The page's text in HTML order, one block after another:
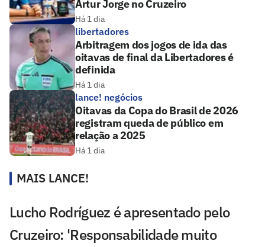
Artur Jorge no Cruzeiro
Há 1 dia
libertadores
Arbitragem dos jogos de ida das
oitavas de final da Libertadores é
definida
Há 1 dia
lance! negócios
Oitavas da Copa do Brasil de 2026
registram queda de público em
relação a 2025
Há 1 dia
MAIS LANCE!
Lucho Rodríguez é apresentado pelo
Cruzeiro: 'Responsabilidade muito